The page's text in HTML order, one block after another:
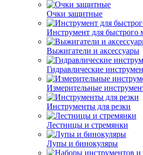
Очки защитные
Инструмент для
Выжигатели и аксессуары
Гидравлические
Измерительные
Инструменты для резки
Лестницы и стремянки
Лупы и бинокуляры